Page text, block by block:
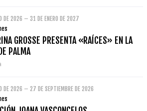
DE 2026 – 31 DE ENERO DE 2027
GROSSE PRESENTA «RAÍCES» EN LA
PALMA
DE 2026 – 27 DE SEPTIEMBRE DE 2026